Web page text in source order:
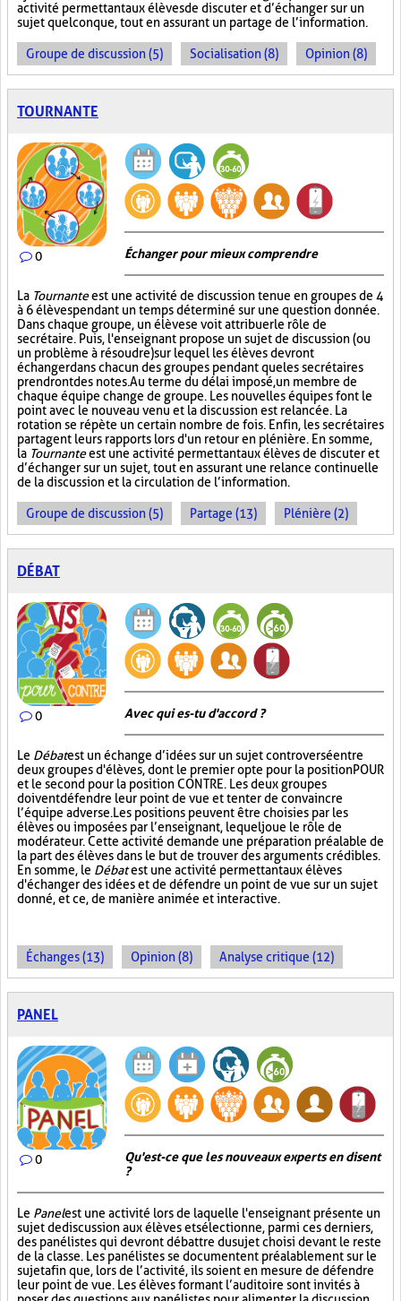
activité permettant aux élèves de discuter et d’échanger sur un
sujet quelconque, tout en assurant un partage de l’information.
Groupe de discussion (5) Socialisation (8) Opinion (8)
TOURNANTE
0 Échanger pour mieux comprendre
La Tournanteest une activité de discussion tenue en groupes de 4
à 6 élèves pendant un temps déterminé sur une question donnée.
Dans chaque groupe, un élève se voit attribuer le rôle de
secrétaire. Puis, l'enseignant propose un sujet de discussion (ou
un problème à résoudre) sur lequel les élèves devront
échanger dans chacun des groupes pendant que les secrétaires
prendront des notes. Au terme du délai imposé, un membre de
chaque équipe change de groupe. Les nouvelles équipes font le
point avec le nouveau venu et la discussion est relancée. La
rotation se répète un certain nombre de fois. Enfin, les secrétaires
partagent leurs rapports lors d'un retour en plénière. En somme,
la Tournanteest une activité permettant aux élèves de discuter et
d’échanger sur un sujet, tout en assurant une relance continuelle
de la discussion et la circulation de l’information.
Groupe de discussion (5) Partage (13) Plénière (2)
DÉBAT
0 Avec qui es-tu d'accord ?
Le Débatest un échange d’idées sur un sujet controversé entre
deux groupes d'élèves, dont le premier opte pour la position POUR
et le second pour la position CONTRE. Les deux groupes
doivent défendre leur point de vue et tenter de convaincre
l’équipe adverse. Les positions peuvent être choisies par les
élèves ou imposées par l’enseignant, lequel joue le rôle de
modérateur. Cette activité demande une préparation préalable de
la part des élèves dans le but de trouver des arguments crédibles.
En somme, le Débatest une activité permettant aux élèves
d'échanger des idées et de défendre un point de vue sur un sujet
donné, et ce, de manière animée et interactive.
Échanges (13) Opinion (8) Analyse critique (12)
PANEL
0
Qu'est-ce que les nouveaux experts en disent
?
Le Panelest une activité lors de laquelle l'enseignant présente un
sujet de discussion aux élèves et sélectionne, parmi ces derniers,
des panélistes qui devront débattre du sujet choisi devant le reste
de la classe. Les panélistes se documentent préalablement sur le
sujet afin que, lors de l’activité, ils soient en mesure de défendre
leur point de vue. Les élèves formant l’auditoire sont invités à